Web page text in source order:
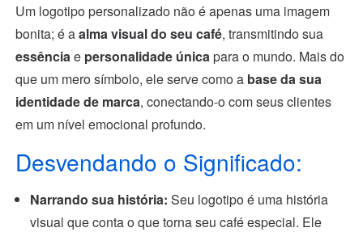
Um logotipo personalizado não é apenas uma imagem
bonita; é aalma visual do seu café, transmitindo sua
essênciae personalidade únicapara o mundo. Mais do
que um mero símbolo, ele serve como a base da sua
identidade de marca, conectando-o com seus clientes
em um nível emocional profundo.
Desvendando o Significado:
Narrando sua história: Seu logotipo é uma história
visual que conta o que torna seu café especial. Ele